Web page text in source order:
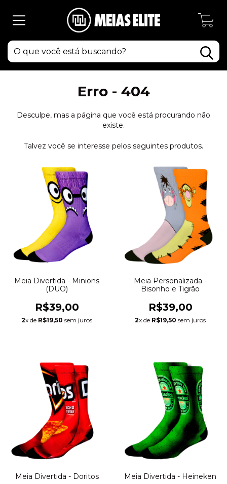
Erro - 404
Desculpe, mas a página que você está procurando não
existe.
Talvez você se interesse pelos seguintes produtos.
Meia Divertida - Minions
(DUO)
R$39,00
2x de R$19,50 sem juros
Meia Personalizada -
Bisonho e Tigrão
R$39,00
2x de R$19,50 sem juros
Meia Divertida - Doritos Meia Divertida - Heineken